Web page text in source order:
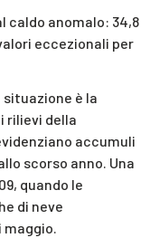
caldo anomalo: 34,8
eccezionali per
è la
rilievi della
accumuli
scorso anno. Una
quando le
di neve